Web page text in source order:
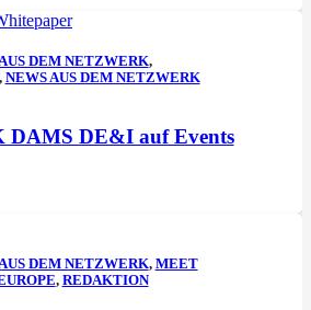
DEM NETZWERK,
NEWS AUS DEM NETZWERK
DAMS DE&I auf Events
DEM NETZWERK, MEET
, REDAKTION